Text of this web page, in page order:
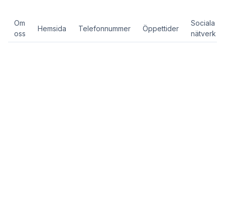
Om
oss
Hemsida Telefonnummer Öppettider
Sociala
nätverk